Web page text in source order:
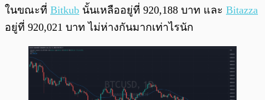
ในขณะที่ Bitkub นั้นเหลืออยู่ที่ 920,188 บาท และ Bitazza
อยู่ที่ 920,021 บาท ไม่ห่างกันมากเท่าไรนัก